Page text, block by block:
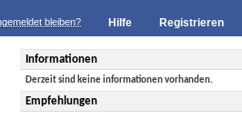
Registrieren
Hilfe
bleiben?
Informationen
Derzeit sind keine informationen vorhanden.
Empfehlungen